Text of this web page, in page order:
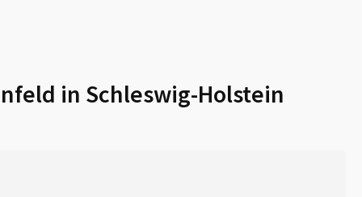
in Schleswig-Holstein